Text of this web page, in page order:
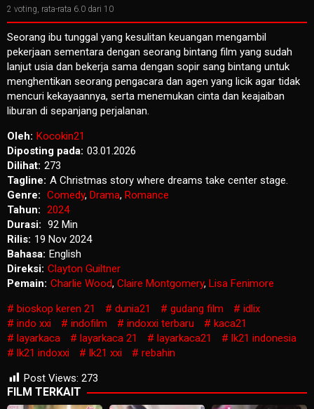
2 voting, rata-rata 6.0 dari 10
Seorang ibu tunggal yang kesulitan keuangan mengambil
pekerjaan sementara dengan seorang bintang film yang sudah
lanjut usia dan bekerja sama dengan sopir sang bintang untuk
menghentikan seorang pengacara dan agen yang licik agar tidak
mencuri kekayaannya, serta menemukan cinta dan keajaiban
liburan di sepanjang perjalanan.
Oleh: Kocokin21
Diposting pada: 03.01.2026
Dilihat: 273
Tagline: A Christmas story where dreams take center stage.
Genre: Comedy, Drama, Romance
Tahun: 2024
Durasi: 92 Min
Rilis: 19 Nov 2024
Bahasa: English
Direksi: Clayton Guiltner
Pemain: Charlie Wood, Claire Montgomery, Lisa Fenimore
bioskop keren 21
dunia21 gudang film
idlix
indo xxi
indofilm indoxxi terbaru
kaca21
layarkaca
layarkaca 21 layarkaca21
lk21 indonesia
lk21 indoxxi
lk21 xxi
rebahin
Post Views: 273
FILM TERKAIT